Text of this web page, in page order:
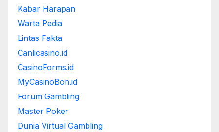
Kabar Harapan
Warta Pedia
Lintas Fakta
Canlicasino.id
CasinoForms.id
MyCasinoBon.id
Forum Gambling
Master Poker
Dunia Virtual Gambling